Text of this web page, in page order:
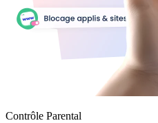
Contrôle Parental